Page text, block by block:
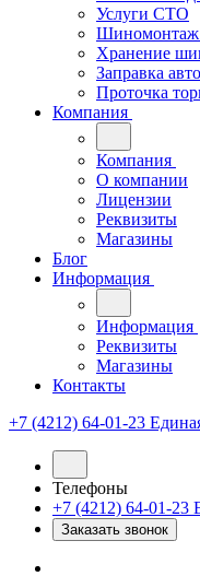
Услуги СТО
Шиномонтаж
Хранение
Заправка
Проточка
Компания
Компания
О компании
Лицензии
Реквизиты
Магазины
Блог
Информация
Информация
Реквизиты
Магазины
Контакты
+7 (4212) 64-01-23
Телефоны
+7 (4212) 64-01-23
Заказать звонок